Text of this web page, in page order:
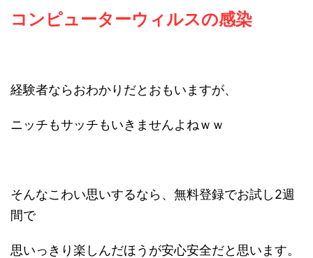
コンピューターウィルスの感染
経験者ならおわかりだとおもいますが、
ニッチもサッチもいきませんよねｗｗ
そんなこわい思いするなら、無料登録でお試し2週
間で
思いっきり楽しんだほうが安心安全だと思います。